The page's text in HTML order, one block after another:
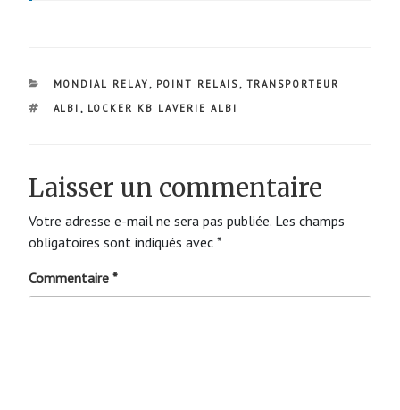
CATÉGORIES
MONDIAL RELAY , POINT RELAIS , TRANSPORTEUR
ÉTIQUETTES
ALBI , LOCKER KB LAVERIE ALBI
Laisser un commentaire
Votre adresse e-mail ne sera pas publiée. Les champs
obligatoires sont indiqués avec *
Commentaire *